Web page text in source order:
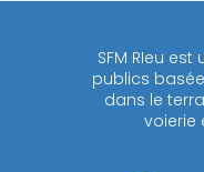
SFM RIeu
publics
dans le
voierie